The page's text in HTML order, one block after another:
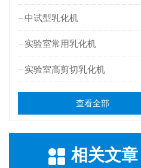
中试型乳化机
实验室常用乳化机
实验室高剪切乳化机
查看全部
相关文章